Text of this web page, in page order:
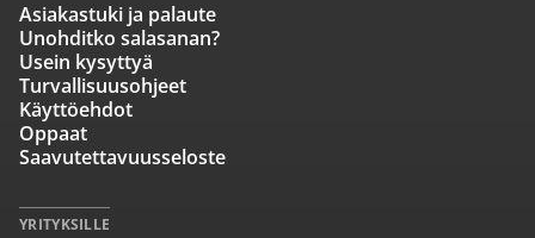
Asiakastuki ja palaute
Unohditko salasanan?
Usein kysyttyä
Turvallisuusohjeet
Käyttöehdot
Oppaat
Saavutettavuusseloste
YRITYKSILLE